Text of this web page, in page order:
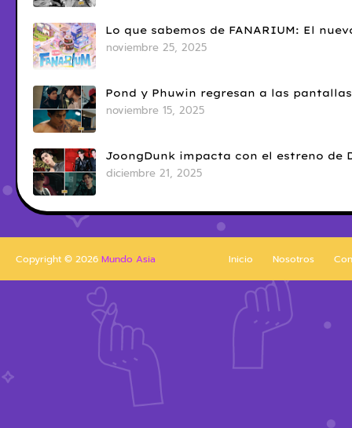
Lo que sabemos de FANARIUM: El
noviembre 25, 2025
Pond y Phuwin regresan a las
noviembre 15, 2025
JoongDunk impacta con el estreno de
diciembre 21, 2025
Inicio Nosotros
Copyright © 2026 Mundo Asia